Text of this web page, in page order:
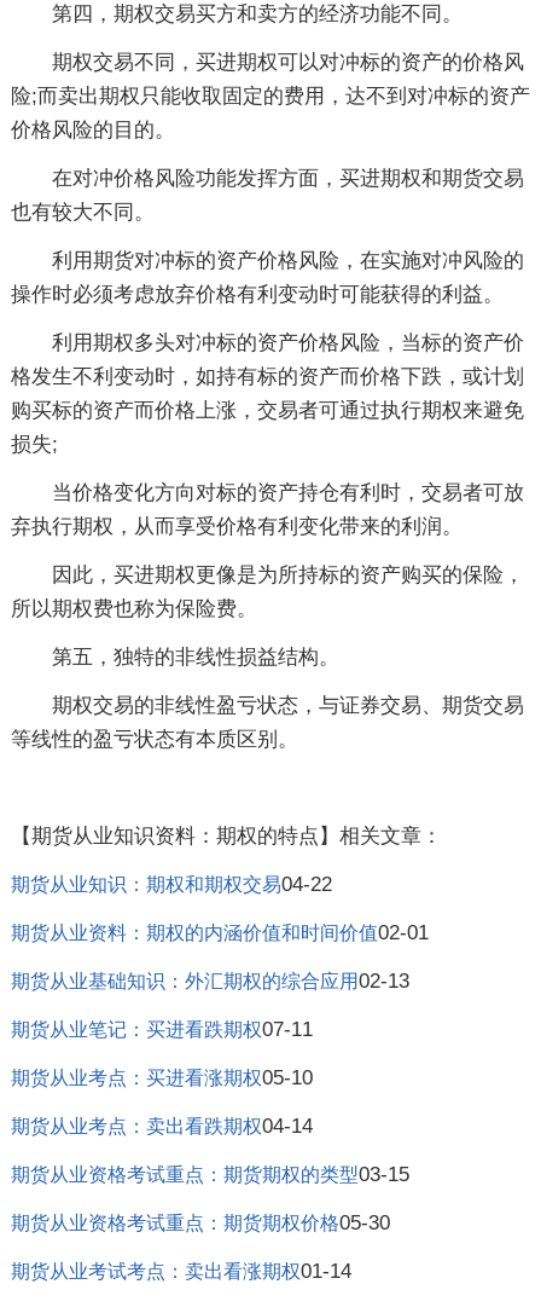
第四，期权交易买方和卖方的经济功能不同。
期权交易不同，买进期权可以对冲标的资产的价格风
险;而卖出期权只能收取固定的费用，达不到对冲标的资产
价格风险的目的。
在对冲价格风险功能发挥方面，买进期权和期货交易
也有较大不同。
利用期货对冲标的资产价格风险，在实施对冲风险的
操作时必须考虑放弃价格有利变动时可能获得的利益。
利用期权多头对冲标的资产价格风险，当标的资产价
格发生不利变动时，如持有标的资产而价格下跌，或计划
购买标的资产而价格上涨，交易者可通过执行期权来避免
损失;
当价格变化方向对标的资产持仓有利时，交易者可放
弃执行期权，从而享受价格有利变化带来的利润。
因此，买进期权更像是为所持标的资产购买的保险，
所以期权费也称为保险费。
第五，独特的非线性损益结构。
期权交易的非线性盈亏状态，与证券交易、期货交易
等线性的盈亏状态有本质区别。
【期货从业知识资料：期权的特点】相关文章：
期货从业知识：期权和期权交易04-22
期货从业资料：期权的内涵价值和时间价值02-01
期货从业基础知识：外汇期权的综合应用02-13
期货从业笔记：买进看跌期权07-11
期货从业考点：买进看涨期权05-10
期货从业考点：卖出看跌期权04-14
期货从业资格考试重点：期货期权的类型03-15
期货从业资格考试重点：期货期权价格05-30
期货从业考试考点：卖出看涨期权01-14